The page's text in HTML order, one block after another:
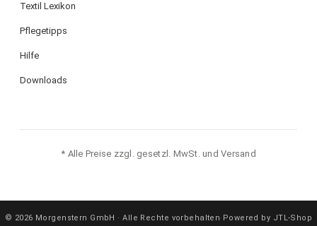
Textil Lexikon
Pflegetipps
Hilfe
Downloads
* Alle Preise zzgl. gesetzl. MwSt. und Versand
© 2026 Morgenstern GmbH · Alle Rechte vorbehalten· Powered by JTL-Shop